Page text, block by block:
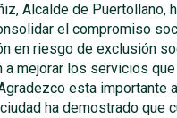
Alcalde de
el compromiso
en riesgo de exclusión
a mejorar los servicios
esta importante
ha demostrado